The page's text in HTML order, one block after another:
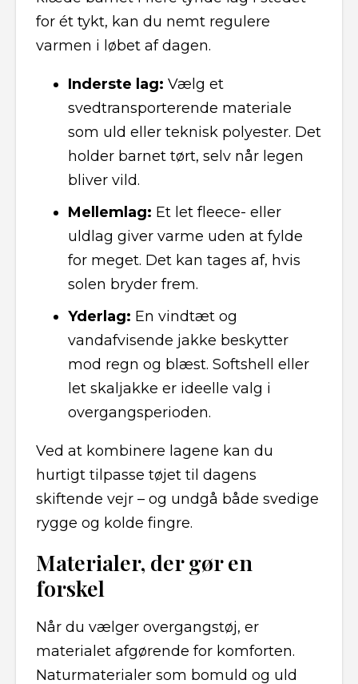
for ét tykt, kan du nemt regulere
varmen i løbet af dagen.
Inderste lag: Vælg et
svedtransporterende materiale
som uld eller teknisk polyester. Det
holder barnet tørt, selv når legen
bliver vild.
Mellemlag: Et let fleece- eller
uldlag giver varme uden at fylde
for meget. Det kan tages af, hvis
solen bryder frem.
Yderlag: En vindtæt og
vandafvisende jakke beskytter
mod regn og blæst. Softshell eller
let skaljakke er ideelle valg i
overgangsperioden.
Ved at kombinere lagene kan du
hurtigt tilpasse tøjet til dagens
skiftende vejr – og undgå både svedige
rygge og kolde fingre.
Materialer, der gør en
forskel
Når du vælger overgangstøj, er
materialet afgørende for komforten.
Naturmaterialer som bomuld og uld